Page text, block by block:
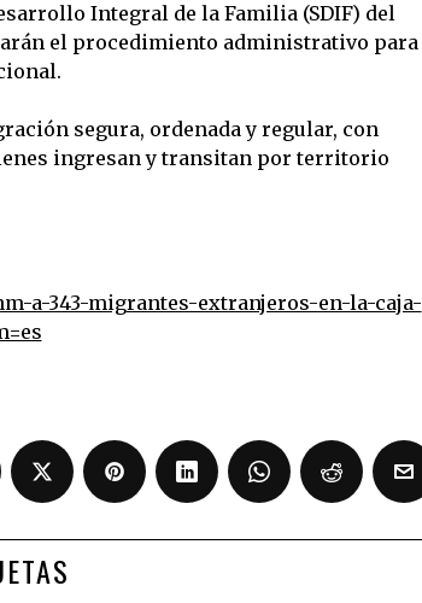
Integral de la Familia (SDIF) del
el procedimiento administrativo para
segura, ordenada y regular, con
ingresan y transitan por territorio
a-343-migrantes-extranjeros-en-la-caja-